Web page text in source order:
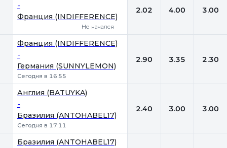
-
Франция (INDIFFERENCE)
Не начался
2.02 4.00 3.00
Франция (INDIFFERENCE)
-
Германия (SUNNYLEMON)
Сегодня в 16:55
2.90 3.35 2.30
Англия (BATUYKA)
-
Бразилия (ANTOHABEL17)
Сегодня в 17:11
2.40 3.00 3.00
Бразилия (ANTOHABEL17)